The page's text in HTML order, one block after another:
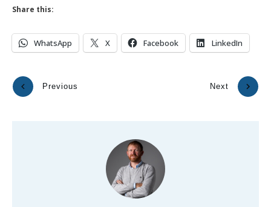
Share this:
WhatsApp X Facebook LinkedIn
Previous Next